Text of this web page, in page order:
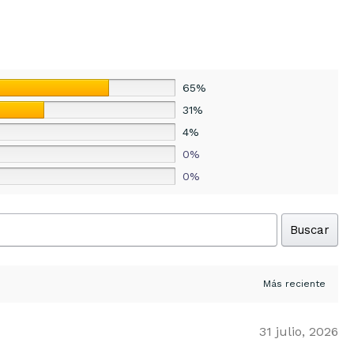
65%
31%
4%
0%
0%
Buscar
31 julio, 2026